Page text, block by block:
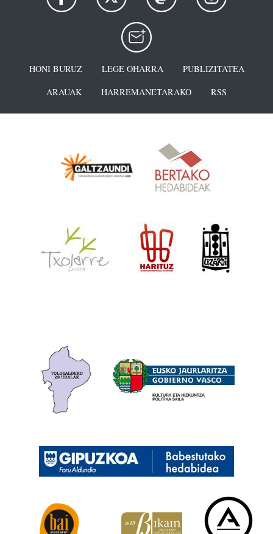
HONI BURUZ LEGE OHARRA
PUBLIZITATEA
ARAUAK
HARREMANETARAKO RSS